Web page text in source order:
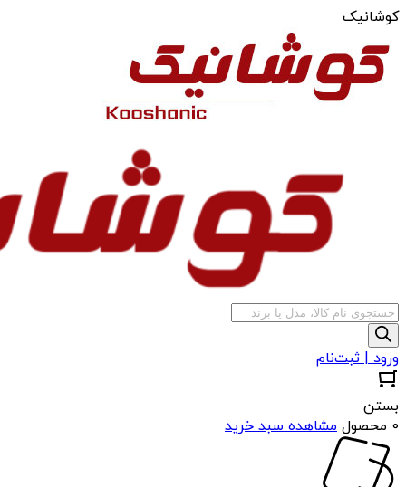
کوشانیک
جستجوی
محصولات
ورود | ثبت‌نام
بستن
0 محصول
مشاهده سبد خرید